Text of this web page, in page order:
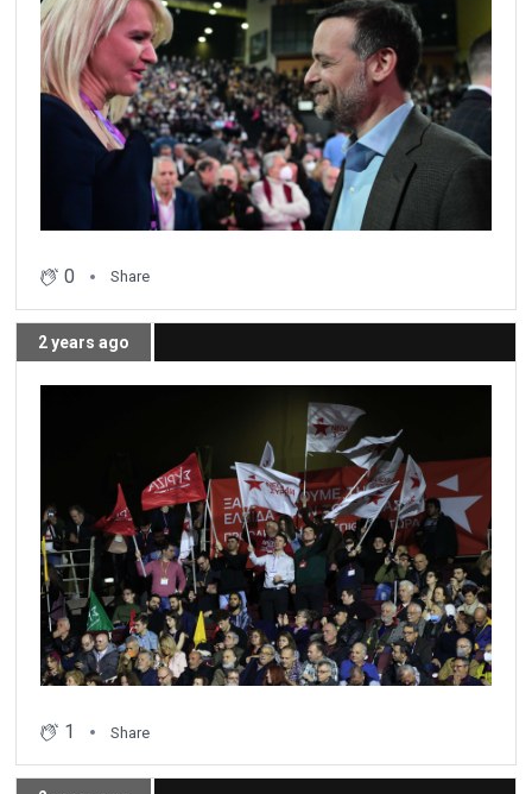
0 Share
2 years ago
1 Share